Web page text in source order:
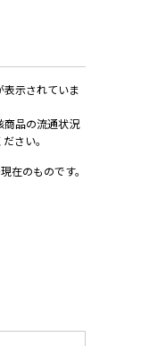
示されていま
品の流通状況
さい。
在のものです。